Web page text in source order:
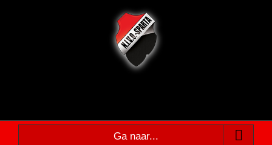
naar
inhoud
Ga naar...